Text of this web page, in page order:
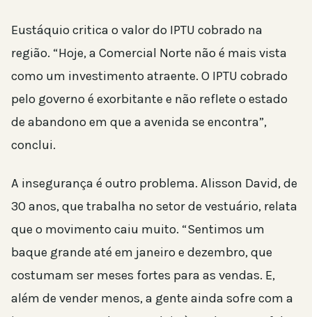
Eustáquio critica o valor do IPTU cobrado na
região. “Hoje, a Comercial Norte não é mais vista
como um investimento atraente. O IPTU cobrado
pelo governo é exorbitante e não reflete o estado
de abandono em que a avenida se encontra”,
conclui.
A insegurança é outro problema. Alisson David, de
30 anos, que trabalha no setor de vestuário, relata
que o movimento caiu muito. “Sentimos um
baque grande até em janeiro e dezembro, que
costumam ser meses fortes para as vendas. E,
além de vender menos, a gente ainda sofre com a